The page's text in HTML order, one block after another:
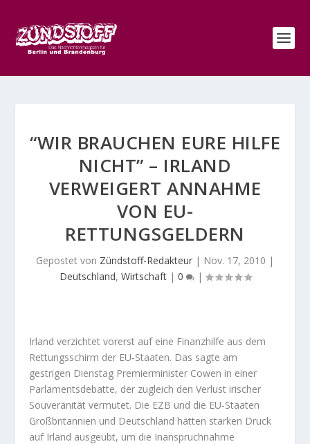
“WIR BRAUCHEN EURE HILFE
NICHT” – IRLAND
VERWEIGERT ANNAHME
VON EU-
RETTUNGSGELDERN
Gepostet von Zündstoff-Redakteur | Nov. 17, 2010 |
Deutschland, Wirtschaft| 0 |
Irland verzichtet vorerst auf eine Finanzhilfe aus dem
Rettungsschirm der EU-Staaten. Das sagte am
gestrigen Dienstag Premierminister Cowen in einer
Parlamentsdebatte, der zugleich den Verlust irischer
Souveränität vermutet. Die EZB und die EU-Staaten
Großbritannien und Deutschland hätten starken Druck
auf Irland ausgeübt, um die Inanspruchnahme